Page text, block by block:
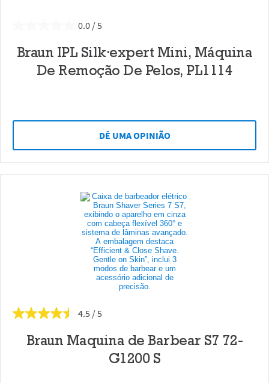
0.0
Braun IPL Silk·expert Mini, Máquina
De Remoção De Pelos, PL1114
DÊ UMA OPINIÃO
4.5
Braun Maquina de Barbear S7 72-
G1200 S